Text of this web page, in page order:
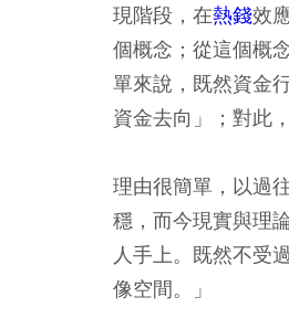
現階段，在熱錢效
個概念；從這個概
單來說，既然資金
資金去向」；對此
理由很簡單，以過
穩，而今現實與理
人手上。既然不受
像空間。」